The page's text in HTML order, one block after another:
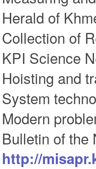
Herald of
Collection of
KPI Science
Hoisting and
System
Modern
Bulletin of the
http://